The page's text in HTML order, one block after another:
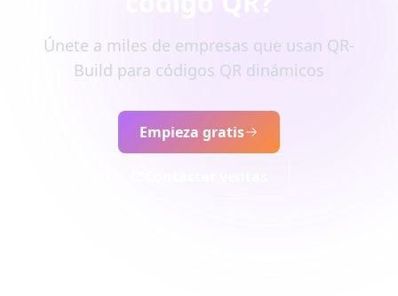
Únete a miles de empresas que usan QR-
Build para códigos QR dinámicos
Empieza gratis